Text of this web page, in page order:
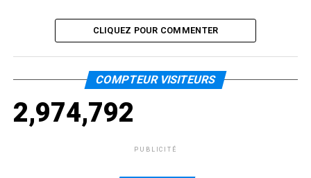
CLIQUEZ POUR COMMENTER
COMPTEUR VISITEURS
2,974,792
PUBLICITÉ